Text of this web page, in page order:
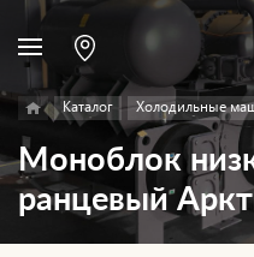
Каталог Холодильные
Моноблок
ранцевый